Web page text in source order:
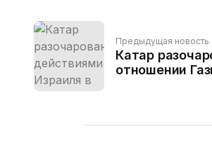
Предыдущая новость
Катар
отношении